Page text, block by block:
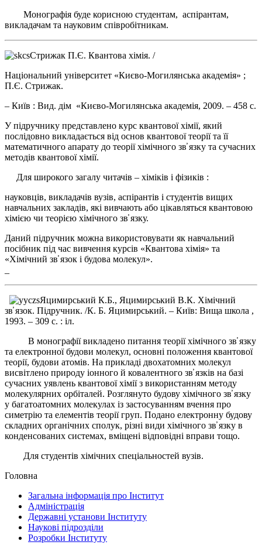
Монографія буде корисною студентам, аспірантам,
викладачам та науковим співробітникам.
Стрижак П.Є. Квантова хімія. /
Національний університет «Києво-Могилянська академія» ;
П.Є. Стрижак.
– Київ : Вид. дім «Києво-Могилянська академія, 2009. – 458 с.
У підручнику представлено курс квантової хімії, який
послідовно викладається від основ квантової теорії та її
математичного апарату до теорії хімічного зв̕ язку та сучасних
методів квантової хімії.
Для широкого загалу читачів – хіміків і фізиків :
науковців, викладачів вузів, аспірантів і студентів вищих
навчальних закладів, які вивчають або цікавляться квантовою
хімією чи теорією хімічного зв̕ язку.
Даний підручник можна використовувати як навчальний
посібник під час вивчення курсів «Квантова хімія» та
«Хімічний зв̕ язок і будова молекул».
Яцимирський К.Б., Яцимирський В.К. Хімічний
зв̕ язок. Підручник. /К. Б. Яцимирський. – Київ: Вища школа ,
1993. – 309 с. : іл.
В монографії викладено питання теорії хімічного зв̕ язку
та електронної будови молекул, основні положення квантової
теорії, будови атомів. На прикладі двохатомних молекул
висвітлено природу іонного й ковалентного зв̕ язків на базі
сучасних уявлень квантової хімії з використанням методу
молекулярних орбіталей. Розглянуто будову хімічного зв̕ язку
у багатоатомних молекулах із застосуванням вчення про
симетрію та елементів теорії груп. Подано електронну будову
складних органічних сполук, різні види хімічного зв̕ язку в
конденсованих системах, вміщені відповідні вправи тощо.
Для студентів хімічних спеціальностей вузів.
Головна
Загальна інформація про Інститут
Адміністрація
Державні установи Інституту
Наукові підрозділи
Розробки Інституту